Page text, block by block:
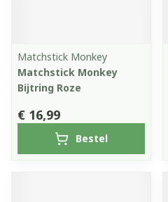
Matchstick Monkey
Matchstick Monkey
Bijtring Roze
€ 16,99
Bestel